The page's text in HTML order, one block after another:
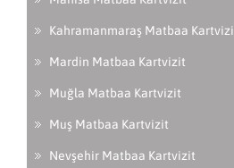
Kahramanmaraş Matbaa
Mardin Matbaa Kartvizit
Muğla Matbaa Kartvizit
Muş Matbaa Kartvizit
Nevşehir Matbaa Kartvizit